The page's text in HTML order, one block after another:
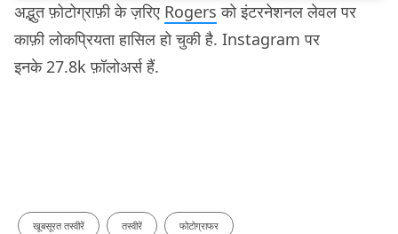
अद्भुत फ़ोटोग्राफ़ी के ज़रिए Rogers को इंटरनेशनल लेवल पर
काफ़ी लोकप्रियता हासिल हो चुकी है. Instagram पर
इनके 27.8k फ़ॉलोअर्स हैं.
खूबसूरत तस्वीरें तस्वीरें फोटोग्राफर